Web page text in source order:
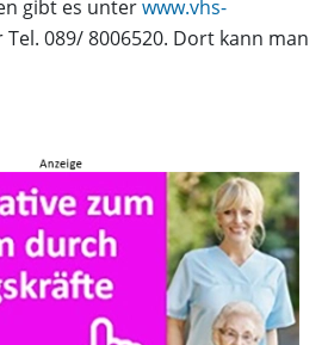
gibt es unterwww.vhs-
Tel. 089/ 8006520. Dort kann man